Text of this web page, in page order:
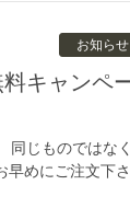
お知らせ
同じものではなく
早めにご注文下さ